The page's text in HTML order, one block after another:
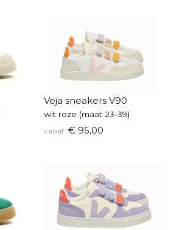
Veja sneakers V90
wit roze (maat 23-39)
vanaf € 95,00